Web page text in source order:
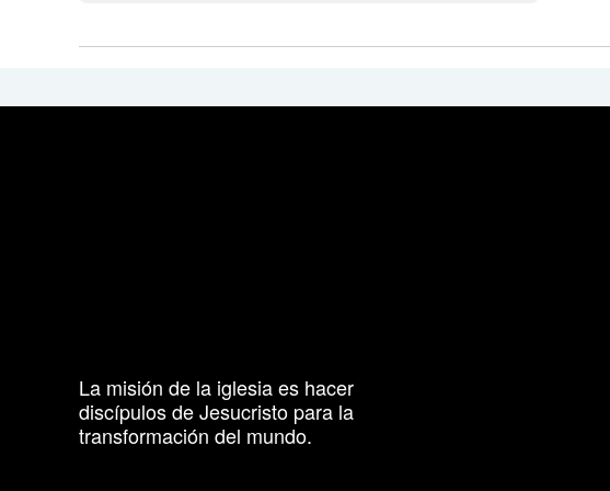
La misión de la iglesia es hacer
discípulos de Jesucristo para la
transformación del mundo.